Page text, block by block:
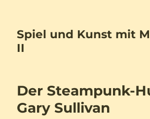
Spiel und Kunst mit
II
Der Steampunk-
Gary Sullivan